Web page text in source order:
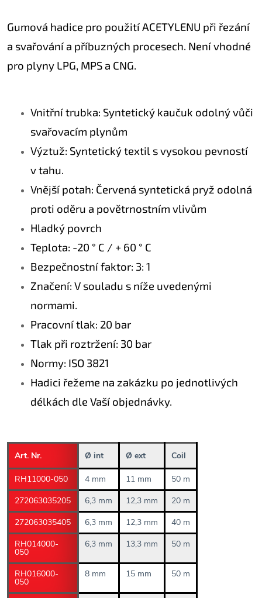
Gumová hadice pro použití ACETYLENU při řezání
a svařování a příbuzných procesech. Není vhodné
pro plyny LPG, MPS a CNG.
Vnitřní trubka: Syntetický kaučuk odolný vůči
svařovacím plynům
Výztuž: Syntetický textil s vysokou pevností
v tahu.
Vnější potah: Červená syntetická pryž odolná
proti oděru a povětrnostním vlivům
Hladký povrch
Teplota: -20 ° C / + 60 ° C
Bezpečnostní faktor: 3: 1
Značení: V souladu s níže uvedenými
normami.
Pracovní tlak: 20 bar
Tlak při roztržení: 30 bar
Normy: ISO 3821
Hadici řežeme na zakázku po jednotlivých
délkách dle Vaší objednávky.
Art. Nr. Ø int Ø ext Coil
RH11000-050 4 mm 11 mm
50 m
272063035205
6,3 mm 12,3 mm
20 m
272063035405
6,3 mm 12,3 mm
40 m
RH014000-
050
6,3 mm 13,3 mm 50 m
RH016000-
050
8 mm 15 mm 50 m